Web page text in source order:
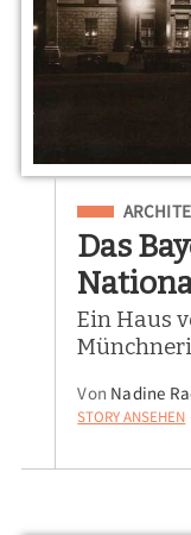
Eingeordnet
Das
Ein Haus
Von Nadine
STORY ANSEHEN